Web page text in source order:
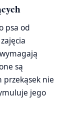
psa od
są
przekąsek nie
jego